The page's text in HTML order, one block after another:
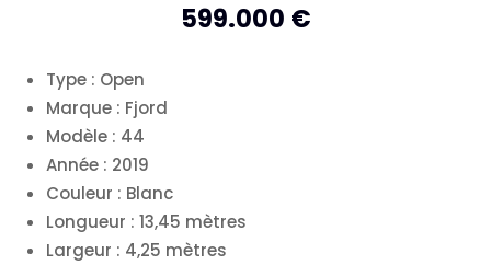
599.000 €
Type : Open
Marque : Fjord
Modèle : 44
Année : 2019
Couleur : Blanc
Longueur : 13,45 mètres
Largeur : 4,25 mètres